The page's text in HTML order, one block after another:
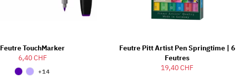
Feutre TouchMarker
6,40 CHF
+14
Feutre Pitt Artist Pen Springtime | 6
Feutres
19,40 CHF